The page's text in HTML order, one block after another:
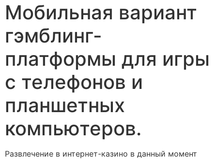
Мобильная вариант
гэмблинг-
платформы для игры
с телефонов и
планшетных
компьютеров.
Развлечение в интернет-казино в данный момент